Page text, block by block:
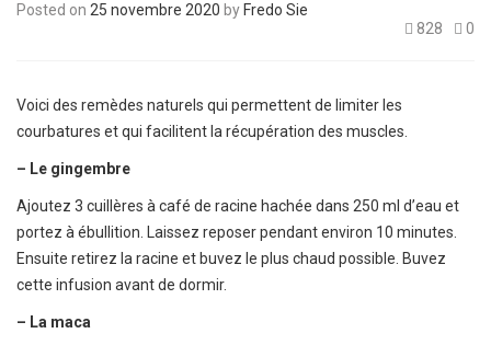
Posted on 25 novembre 2020 by Fredo Sie
828
0
Voici des remèdes naturels qui permettent de limiter les
courbatures et qui facilitent la récupération des muscles.
– Le gingembre
Ajoutez 3 cuillères à café de racine hachée dans 250 ml d’eau et
portez à ébullition. Laissez reposer pendant environ 10 minutes.
Ensuite retirez la racine et buvez le plus chaud possible. Buvez
cette infusion avant de dormir.
– La maca